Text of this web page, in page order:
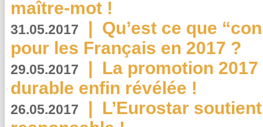
maître-mot !
31.05.2017 | Qu’est ce que
pour les Français en 2017 ?
29.05.2017 | La promotion
durable enfin révélée !
26.05.2017 | L’Eurostar